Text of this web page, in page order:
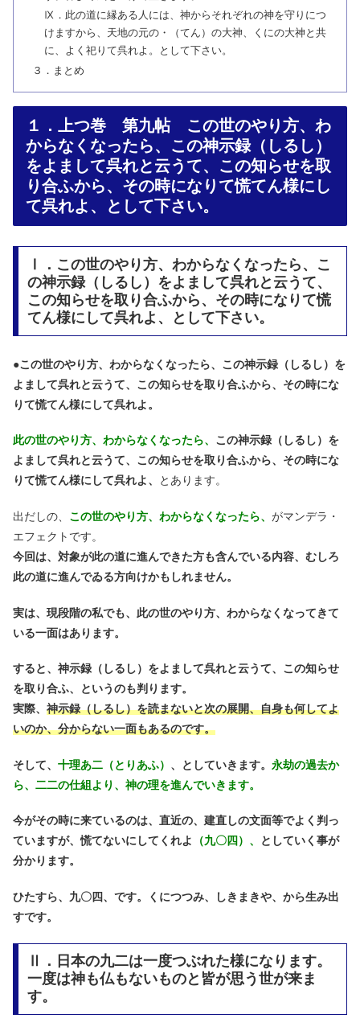
Ⅸ．此の道に縁ある人には、神からそれぞれの神を守りにつ
けますから、天地の元の・（てん）の大神、くにの大神と共
に、よく祀りて呉れよ。として下さい。
３．まとめ
１．上つ巻 第九帖 この世のやり方、わ
からなくなったら、この神示録（しるし）
をよまして呉れと云うて、この知らせを取
り合ふから、その時になりて慌てん様にし
て呉れよ、として下さい。
Ⅰ．この世のやり方、わからなくなったら、こ
の神示録（しるし）をよまして呉れと云うて、
この知らせを取り合ふから、その時になりて慌
てん様にして呉れよ、として下さい。
●この世のやり方、わからなくなったら、この神示録（しるし）を
よまして呉れと云うて、この知らせを取り合ふから、その時にな
りて慌てん様にして呉れよ。
此の世のやり方、わからなくなったら、 この神示録（しるし）を
よまして呉れと云うて、この知らせを取り合ふから、その時にな
りて慌てん様にして呉れよ、
とあります。
出だしの、 この世のやり方、わからなくなったら、 がマンデラ・
エフェクトです。
今回は、対象が此の道に進んできた方も含んでいる内容、むしろ
此の道に進んでゐる方向けかもしれません。
実は、現段階の私でも、此の世のやり方、わからなくなってきて
いる一面はあります。
すると、神示録（しるし）をよまして呉れと云うて、この知らせ
を取り合ふ、というのも判ります。
実際、 神示録（しるし）を読まないと次の展開、自身も何してよ
いのか、分からない一面もあるのです。
そして、 十理あ二（とりあふ） 、としていきます。 永劫の過去か
ら、二二の仕組より、神の理を進んでいきます。
今がその時に来ているのは、直近の、建直しの文面等でよく判っ
ていますが、慌てないにしてくれよ
（九〇四）、
としていく事が
分かります。
ひたすら、九〇四、です。くにつつみ、しきまきや、から生み出
すです。
Ⅱ．日本の九二は一度つぶれた様になります。
一度は神も仏もないものと皆が思う世が来ま
す。